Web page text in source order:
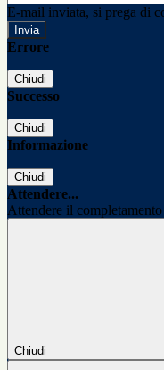
E-mail inviata, si prega di
Errore
Chiudi
Successo
Chiudi
Informazione
Chiudi
Attendere...
Attendere il
Chiudi